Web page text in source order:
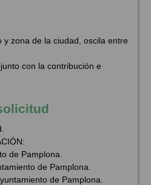
y zona de la ciudad, oscila entre
con la contribución e
de Pamplona.
de Pamplona.
de Pamplona.